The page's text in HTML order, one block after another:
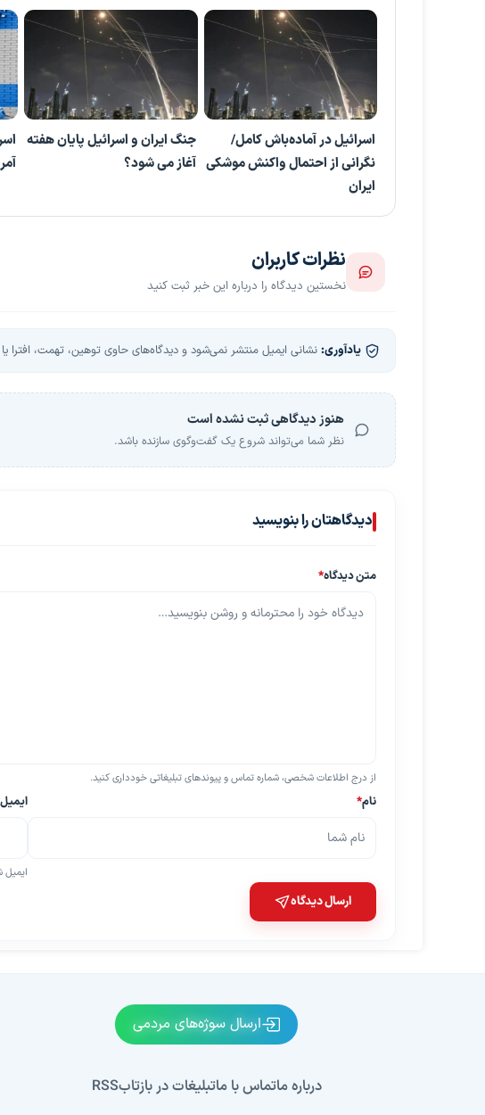
اسرائیل در آماده‌باش کامل/
نگرانی از احتمال واکنش موشکی
ایران
جنگ ایران و اسرائیل پایان هفته
آغاز می شود؟
نظرات کاربران
نخستین دیدگاه را درباره این خبر ثبت کنید
یادآوری: نشانی ایمیل منتشر نمی‌شود و دیدگاه‌های حاوی توهین، تهمت، افترا
هنوز دیدگاهی ثبت نشده است
نظر شما می‌تواند شروع یک گفت‌وگوی سازنده باشد.
دیدگاهتان را بنویسید
متن دیدگاه*
از درج اطلاعات شخصی، شماره تماس و پیوندهای تبلیغاتی خودداری کنید.
نام* ایمیل
ارسال دیدگاه
ارسال سوژه‌های مردمی
درباره ماتماس با ماتبلیغات در بازتابRSS